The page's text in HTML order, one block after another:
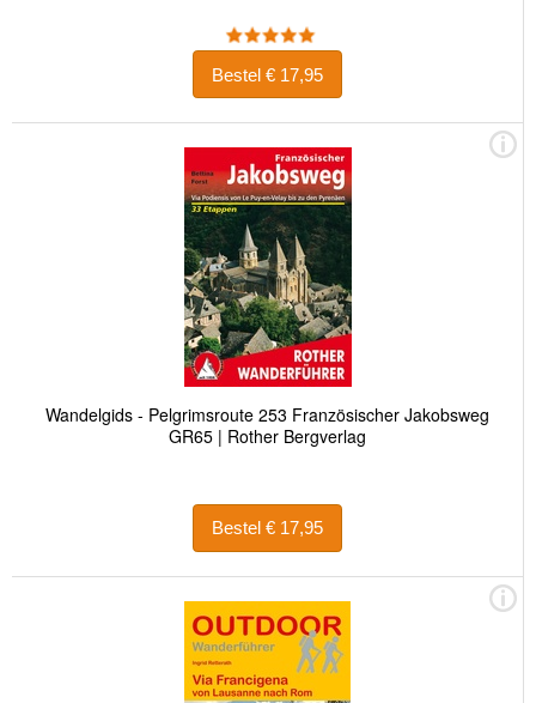
Bestel € 17,95
Wandelgids - Pelgrimsroute 253 Französischer Jakobsweg
GR65 | Rother Bergverlag
Bestel € 17,95